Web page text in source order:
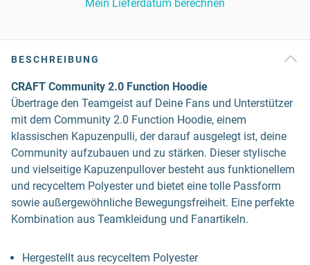
Mein Lieferdatum berechnen
BESCHREIBUNG
CRAFT Community 2.0 Function Hoodie
Übertrage den Teamgeist auf Deine Fans und Unterstützer
mit dem Community 2.0 Function Hoodie, einem
klassischen Kapuzenpulli, der darauf ausgelegt ist, deine
Community aufzubauen und zu stärken. Dieser stylische
und vielseitige Kapuzenpullover besteht aus funktionellem
und recyceltem Polyester und bietet eine tolle Passform
sowie außergewöhnliche Bewegungsfreiheit. Eine perfekte
Kombination aus Teamkleidung und Fanartikeln.
Hergestellt aus recyceltem Polyester